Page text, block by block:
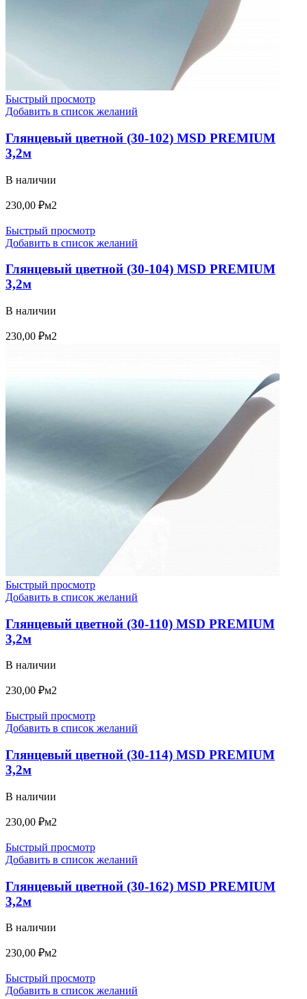
Быстрый просмотр
Добавить в список желаний
Глянцевый цветной (30-102) MSD PREMIUM
3,2м
В наличии
230,00 ₽м2
Быстрый просмотр
Добавить в список желаний
Глянцевый цветной (30-104) MSD PREMIUM
3,2м
В наличии
230,00 ₽м2
Быстрый просмотр
Добавить в список желаний
Глянцевый цветной (30-110) MSD PREMIUM
3,2м
В наличии
230,00 ₽м2
Быстрый просмотр
Добавить в список желаний
Глянцевый цветной (30-114) MSD PREMIUM
3,2м
В наличии
230,00 ₽м2
Быстрый просмотр
Добавить в список желаний
Глянцевый цветной (30-162) MSD PREMIUM
3,2м
В наличии
230,00 ₽м2
Быстрый просмотр
Добавить в список желаний